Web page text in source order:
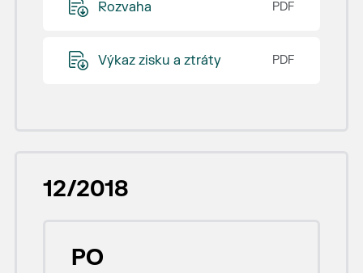
Rozvaha
Výkaz zisku a ztráty
12/2018
PO